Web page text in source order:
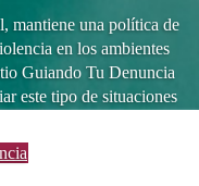
mantiene una política de
en los ambientes
Guiando Tu Denuncia
este tipo de situaciones